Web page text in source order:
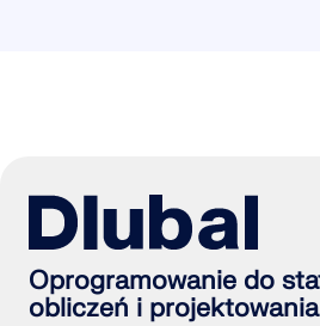
Oprogramowanie do
obliczeń i